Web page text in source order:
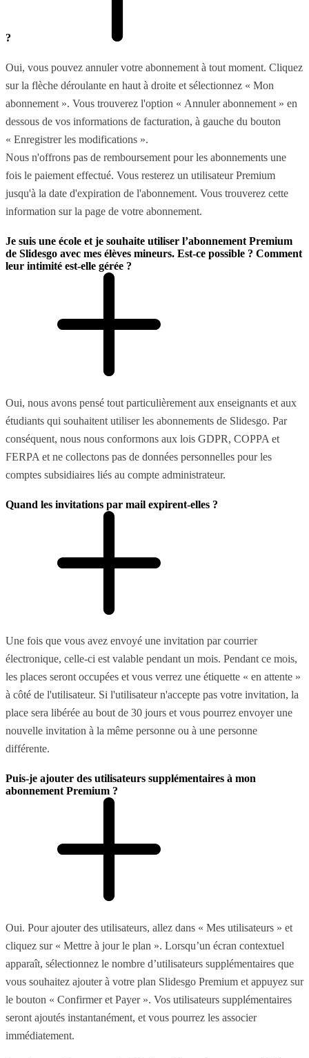
?
Oui, vous pouvez annuler votre abonnement à tout moment. Cliquez
sur la flèche déroulante en haut à droite et sélectionnez « Mon
abonnement ». Vous trouverez l'option « Annuler abonnement » en
dessous de vos informations de facturation, à gauche du bouton
« Enregistrer les modifications ».
Nous n'offrons pas de remboursement pour les abonnements une
fois le paiement effectué. Vous resterez un utilisateur Premium
jusqu'à la date d'expiration de l'abonnement. Vous trouverez cette
information sur la page de votre abonnement.
Je suis une école et je souhaite utiliser l’abonnement Premium
de Slidesgo avec mes élèves mineurs. Est-ce possible ? Comment
leur intimité est-elle gérée ?
Oui, nous avons pensé tout particulièrement aux enseignants et aux
étudiants qui souhaitent utiliser les abonnements de Slidesgo. Par
conséquent, nous nous conformons aux lois GDPR, COPPA et
FERPA et ne collectons pas de données personnelles pour les
comptes subsidiaires liés au compte administrateur.
Quand les invitations par mail expirent-elles ?
Une fois que vous avez envoyé une invitation par courrier
électronique, celle-ci est valable pendant un mois. Pendant ce mois,
les places seront occupées et vous verrez une étiquette « en attente »
à côté de l'utilisateur. Si l'utilisateur n'accepte pas votre invitation, la
place sera libérée au bout de 30 jours et vous pourrez envoyer une
nouvelle invitation à la même personne ou à une personne
différente.
Puis-je ajouter des utilisateurs supplémentaires à mon
abonnement Premium ?
Oui. Pour ajouter des utilisateurs, allez dans « Mes utilisateurs » et
cliquez sur « Mettre à jour le plan ». Lorsqu’un écran contextuel
apparaît, sélectionnez le nombre d’utilisateurs supplémentaires que
vous souhaitez ajouter à votre plan Slidesgo Premium et appuyez sur
le bouton « Confirmer et Payer ». Vos utilisateurs supplémentaires
seront ajoutés instantanément, et vous pourrez les associer
immédiatement.